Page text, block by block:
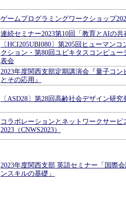
ゲームプログラミングワークショップ
連続セミナー2023第10回「教育とAIの共
〔HCI205UBI080〕第205回ヒューマン
クション・第80回ユビキタスコンピュー
表会
2023年度関西支部定期講演会『量子コ
とその応用』
〔ASD28〕第28回高齢社会デザイン研究
コラボレーションとネットワークサービ
2023（CNWS2023）
2023年度関西支部 英語セミナー「国際
ンスキルの基礎」